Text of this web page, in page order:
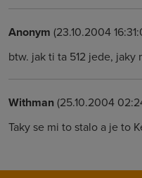
Anonym (23.10.2004
btw. jak ti ta 512 jede, jaky
Withman(25.10.2004
Taky se mi to stalo a je to